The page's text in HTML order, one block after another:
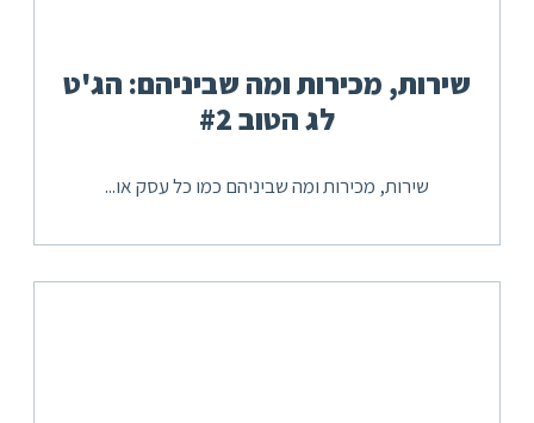
שירות, מכירות ומה שביניהם: הג'ט
לג הטוב #2
שירות, מכירות ומה שביניהם כמו כל עסק או...